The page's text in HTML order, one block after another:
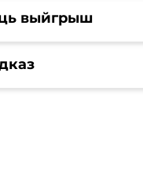
выйгрыш